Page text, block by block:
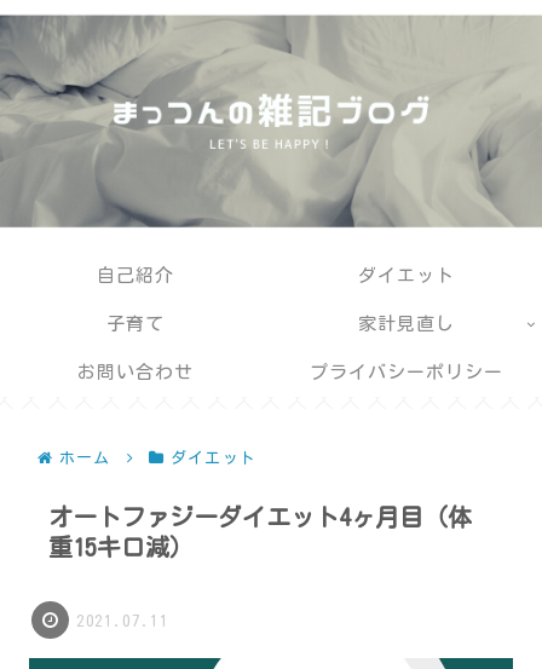
自己紹介 ダイエット
子育て 家計見直し
お問い合わせ プライバシーポリシー
ホーム ダイエット
オートファジーダイエット4ヶ月目（体
重15キロ減）
2021.07.11